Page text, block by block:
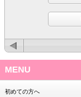
MENU
初めての方へ